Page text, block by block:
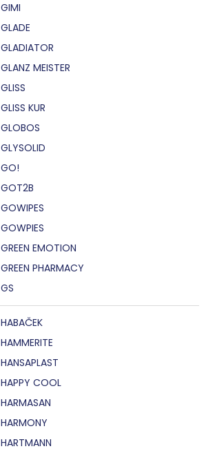
GIMI
GLADE
GLADIATOR
GLANZ MEISTER
GLISS
GLISS KUR
GLOBOS
GLYSOLID
GO!
GOT2B
GOWIPES
GOWPIES
GREEN EMOTION
GREEN PHARMACY
GS
HABAČEK
HAMMERITE
HANSAPLAST
HAPPY COOL
HARMASAN
HARMONY
HARTMANN